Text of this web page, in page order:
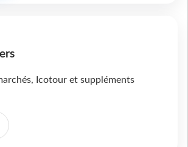
Icotour et suppléments